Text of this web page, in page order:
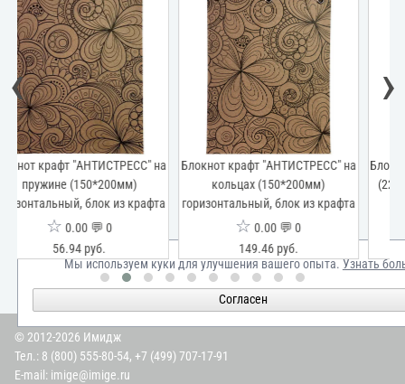
Блокнот крафт "АНТИСТРЕСС" на
кольцах (150*200мм)
горизонтальный, блок из крафта
☆0.00 💬 0
149.46 руб.
Блокнот крафт А4 "АНТИСТРЕСС"
(220*310мм) горизонтальный,
блок из крафта
☆0.00 💬 0
203.55 руб.
‹ ›
Мы используем куки для улучшения вашего опыта.Узнать
Согласен
© 2012-2026 Имидж
Тел.: 8 (800) 555-80-54, +7 (499) 707-17-91
E-mail: imige@imige.ru